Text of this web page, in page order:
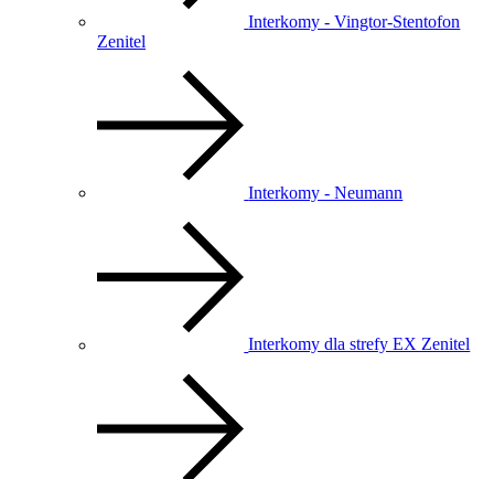
Interkomy - Vingtor-Stentofon
Zenitel
Interkomy - Neumann
Interkomy dla strefy EX Zenitel